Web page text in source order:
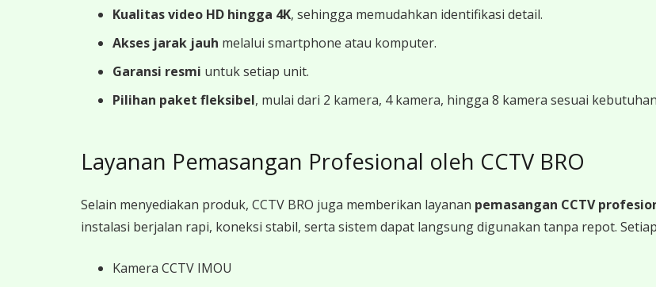
Kualitas video HD hingga 4K, sehingga memudahkan identifikasi detail.
Akses jarak jauh melalui smartphone atau komputer.
Garansi resmi untuk setiap unit.
Pilihan paket fleksibel, mulai dari 2 kamera, 4 kamera, hingga 8 kamera sesuai
Layanan Pemasangan Profesional oleh CCTV BRO
Selain menyediakan produk, CCTV BRO juga memberikan layanan pemasangan CCTV
instalasi berjalan rapi, koneksi stabil, serta sistem dapat langsung digunakan tanpa repot.
Kamera CCTV IMOU